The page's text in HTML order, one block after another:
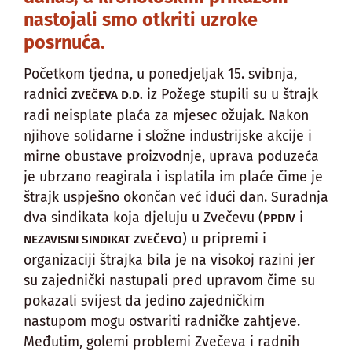
nastojali smo otkriti uzroke
posrnuća.
Početkom tjedna, u ponedjeljak 15. svibnja,
radnici ZVEČEVA D.D. iz Požege stupili su u štrajk
radi neisplate plaća za mjesec ožujak. Nakon
njihove solidarne i složne industrijske akcije i
mirne obustave proizvodnje, uprava poduzeća
je ubrzano reagirala i isplatila im plaće čime je
štrajk uspješno okončan već idući dan. Suradnja
dva sindikata koja djeluju u Zvečevu (PPDIV i
NEZAVISNI SINDIKAT ZVEČEVO) u pripremi i
organizaciji štrajka bila je na visokoj razini jer
su zajednički nastupali pred upravom čime su
pokazali svijest da jedino zajedničkim
nastupom mogu ostvariti radničke zahtjeve.
Međutim, golemi problemi Zvečeva i radnih